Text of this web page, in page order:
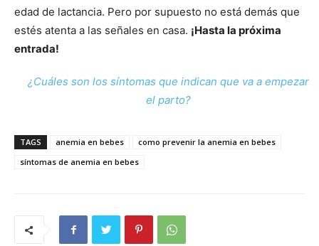
edad de lactancia. Pero por supuesto no está demás que
estés atenta a las señales en casa. ¡Hasta la próxima
entrada!
¿Cuáles son los síntomas que indican que va a empezar
el parto?
TAGS anemia en bebes
como prevenir la anemia en bebes
síntomas de anemia en bebes